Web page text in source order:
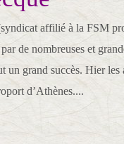
affilié à la FSM
de nombreuses et
un grand succès. Hier les
d’Athènes....